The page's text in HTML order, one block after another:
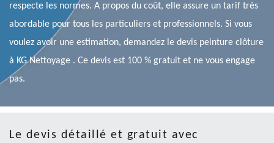
respecte les normes. A propos du coût, elle assure un tarif très
abordable pour tous les particuliers et professionnels. Si vous
voulez avoir une estimation, demandez le devis peinture clôture
à KG Nettoyage . Ce devis est 100 % gratuit et ne vous engage
pas.
Le devis détaillé et gratuit avec